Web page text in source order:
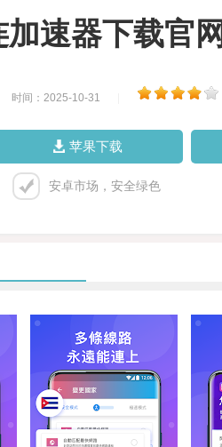
加速器下载官网
时间：2025-10-31
苹果下载
安卓市场，安全绿色